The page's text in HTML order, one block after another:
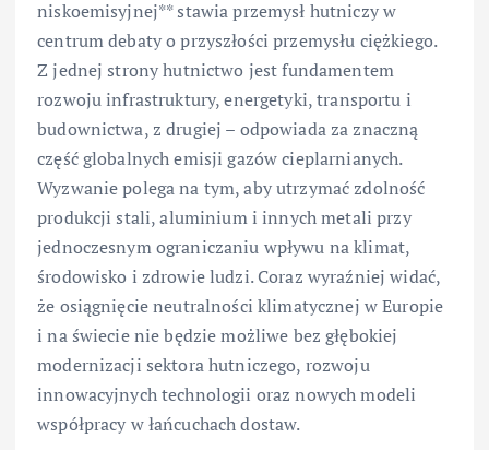
niskoemisyjnej** stawia przemysł hutniczy w
centrum debaty o przyszłości przemysłu ciężkiego.
Z jednej strony hutnictwo jest fundamentem
rozwoju infrastruktury, energetyki, transportu i
budownictwa, z drugiej – odpowiada za znaczną
część globalnych emisji gazów cieplarnianych.
Wyzwanie polega na tym, aby utrzymać zdolność
produkcji stali, aluminium i innych metali przy
jednoczesnym ograniczaniu wpływu na klimat,
środowisko i zdrowie ludzi. Coraz wyraźniej widać,
że osiągnięcie neutralności klimatycznej w Europie
i na świecie nie będzie możliwe bez głębokiej
modernizacji sektora hutniczego, rozwoju
innowacyjnych technologii oraz nowych modeli
współpracy w łańcuchach dostaw.